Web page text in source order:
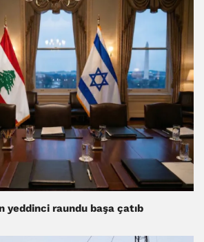
yeddinci raundu başa çatıb